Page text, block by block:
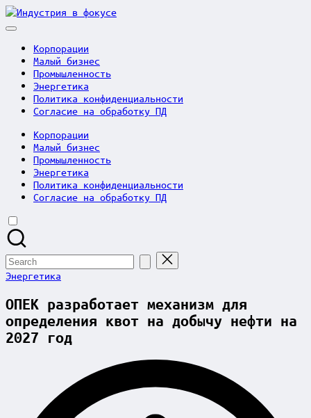
Skip
to
Индустрия
Корпорации
Малый бизнес
Промышленность
Энергетика
Политика конфиденциальности
Согласие на обработку ПД
Корпорации
Малый бизнес
Промышленность
Энергетика
Политика конфиденциальности
Согласие на обработку ПД
Search
for:
Posted
Энергетика
ОПЕК разработает механизм для
определения квот на добычу нефти на
2027 год